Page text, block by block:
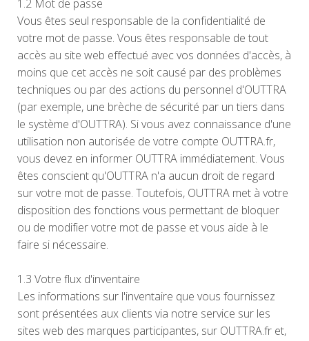
1.2 Mot de passe
Vous êtes seul responsable de la confidentialité de
votre mot de passe. Vous êtes responsable de tout
accès au site web effectué avec vos données d'accès, à
moins que cet accès ne soit causé par des problèmes
techniques ou par des actions du personnel d'OUTTRA
(par exemple, une brèche de sécurité par un tiers dans
le système d'OUTTRA). Si vous avez connaissance d'une
utilisation non autorisée de votre compte OUTTRA.fr,
vous devez en informer OUTTRA immédiatement. Vous
êtes conscient qu'OUTTRA n'a aucun droit de regard
sur votre mot de passe. Toutefois, OUTTRA met à votre
disposition des fonctions vous permettant de bloquer
ou de modifier votre mot de passe et vous aide à le
faire si nécessaire.
1.3 Votre flux d'inventaire
Les informations sur l'inventaire que vous fournissez
sont présentées aux clients via notre service sur les
sites web des marques participantes, sur OUTTRA.fr et,